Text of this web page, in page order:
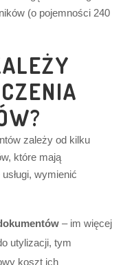
(o pojemności 240
zależy od kilku
które mają
wymienić
– im więcej
utylizacji, tym
koszt ich